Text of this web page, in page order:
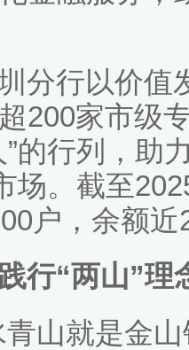
分行以价值
200家市级
”的行列，助
场。截至
户，余额近
行“两山”理
青山就是金